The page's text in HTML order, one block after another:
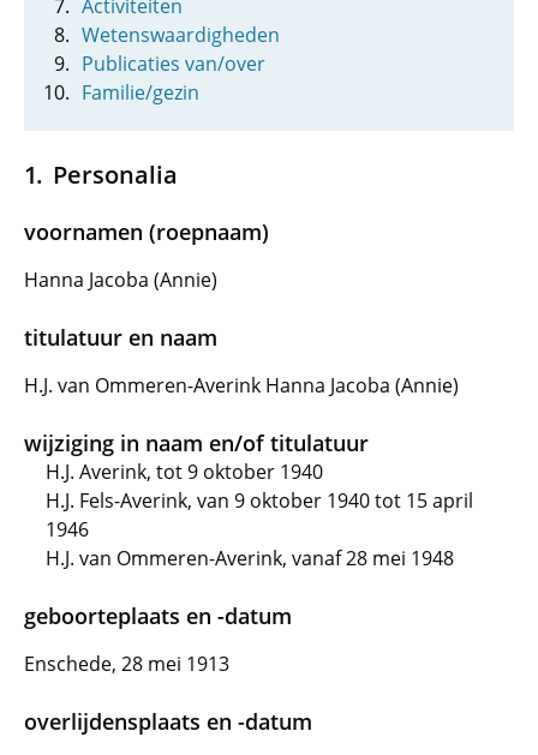
Activiteiten
Wetenswaardigheden
Publicaties van/over
Familie/gezin
Personalia
voornamen (roepnaam)
Hanna Jacoba (Annie)
titulatuur en naam
H.J. van Ommeren-Averink Hanna Jacoba (Annie)
wijziging in naam en/of titulatuur
H.J. Averink, tot 9 oktober 1940
H.J. Fels-Averink, van 9 oktober 1940 tot 15 april
1946
H.J. van Ommeren-Averink, vanaf 28 mei 1948
geboorteplaats en -datum
Enschede, 28 mei 1913
overlijdensplaats en -datum